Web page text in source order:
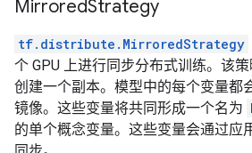
MirroredStrategy
tf.distribute.MirroredStrategy
个 GPU 上进行同步分布式训练。该
创建一个副本。模型中的每个变量都
镜像。这些变量将共同形成一个名为
的单个概念变量。这些变量会通过应